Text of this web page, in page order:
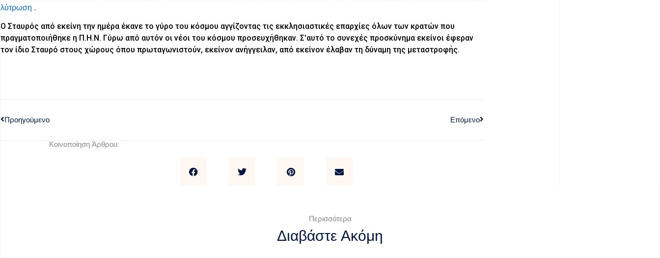
λύτρωση .
Ο Σταυρός από εκείνη την ημέρα έκανε το γύρο του κόσμου αγγίζοντας τις εκκλησιαστικές επαρχίες όλων των κρατών που
πραγματοποιήθηκε η Π.Η.Ν. Γύρω από αυτόν οι νέοι του κόσμου προσευχήθηκαν. Σ'αυτό το συνεχές προσκύνημα εκείνοι έφεραν
τον ίδιο Σταυρό στους χώρους όπου πρωταγωνιστούν, εκείνον ανήγγειλαν, από εκείνον έλαβαν τη δύναμη της μεταστροφής.
Προηγούμενο Επόμενο
Κοινοποίηση Άρθρου:
Περισσότερα
Διαβάστε Ακόμη